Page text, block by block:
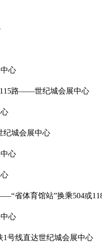
心
路——世纪城会展中心
纪城会展中心
心
省体育馆站”换乘504或
心
1号线直达世纪城会展中心